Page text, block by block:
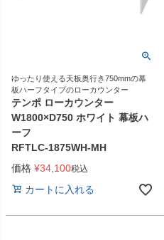
ゆったり使える天板奥行き750mmの幕
板ハーフタイプのローカウンター
テンポ ローカウンター
W1800×D750 ホワイト 幕板ハ
ーフ
RFTLC-1875WH-MH
価格 ¥34,100税込
カートに入れる